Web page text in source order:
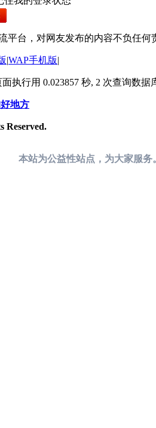
平台，对网友发布的内容不负任
|WAP手机版|
面执行用 0.023857 秒, 2 次查询数
地方
Reserved.
本站为公益性站点，为大家服